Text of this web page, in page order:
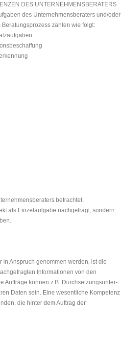
DES UNTERNEHMENSBERATERS
des Unternehmensberaters und/oder
zählen wie folgt:
betrachtet.
als Einzelaufgabe nachge­fragt, sondern
Anspruch genommen werden, ist die
Informa­tionen von den
Aufträge können z.B. Durchsetzungsunter­
Daten sein. Eine wesentliche Kompetenz
die hinter dem Auftrag der